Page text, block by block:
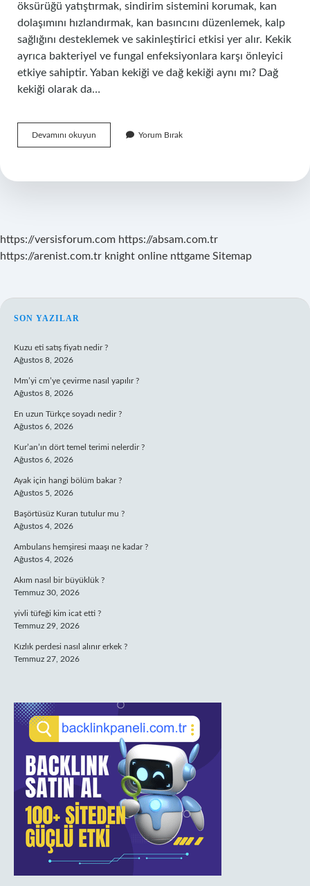
öksürüğü yatıştırmak, sindirim sistemini korumak, kan
dolaşımını hızlandırmak, kan basıncını düzenlemek, kalp
sağlığını desteklemek ve sakinleştirici etkisi yer alır. Kekik
ayrıca bakteriyel ve fungal enfeksiyonlara karşı önleyici
etkiye sahiptir. Yaban kekiği ve dağ kekiği aynı mı? Dağ
kekiği olarak da…
Devamını okuyun
Kekiği
Şeydir
Yorum Bırak
https://versisforum.com https://absam.com.tr
https://arenist.com.tr knight online nttgame Sitemap
SIDEBAR
SON YAZILAR
Kuzu eti satış fiyatı nedir ?
Ağustos 8, 2026
Mm’yi cm’ye çevirme nasıl yapılır ?
Ağustos 8, 2026
En uzun Türkçe soyadı nedir ?
Ağustos 6, 2026
Kur’an’ın dört temel terimi nelerdir ?
Ağustos 6, 2026
Ayak için hangi bölüm bakar ?
Ağustos 5, 2026
Başörtüsüz Kuran tutulur mu ?
Ağustos 4, 2026
Ambulans hemşiresi maaşı ne kadar ?
Ağustos 4, 2026
Akım nasıl bir büyüklük ?
Temmuz 30, 2026
yivli tüfeği kim icat etti ?
Temmuz 29, 2026
Kızlık perdesi nasıl alınır erkek ?
Temmuz 27, 2026